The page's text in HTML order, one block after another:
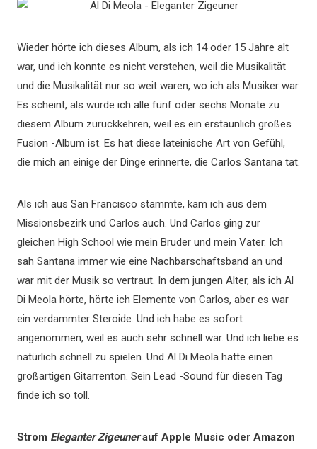
Wieder hörte ich dieses Album, als ich 14 oder 15 Jahre alt
war, und ich konnte es nicht verstehen, weil die Musikalität
und die Musikalität nur so weit waren, wo ich als Musiker war.
Es scheint, als würde ich alle fünf oder sechs Monate zu
diesem Album zurückkehren, weil es ein erstaunlich großes
Fusion -Album ist. Es hat diese lateinische Art von Gefühl,
die mich an einige der Dinge erinnerte, die Carlos Santana tat.
Als ich aus San Francisco stammte, kam ich aus dem
Missionsbezirk und Carlos auch. Und Carlos ging zur
gleichen High School wie mein Bruder und mein Vater. Ich
sah Santana immer wie eine Nachbarschaftsband an und
war mit der Musik so vertraut. In dem jungen Alter, als ich Al
Di Meola hörte, hörte ich Elemente von Carlos, aber es war
ein verdammter Steroide. Und ich habe es sofort
angenommen, weil es auch sehr schnell war. Und ich liebe es
natürlich schnell zu spielen. Und Al Di Meola hatte einen
großartigen Gitarrenton. Sein Lead -Sound für diesen Tag
finde ich so toll.
Strom Eleganter Zigeunerauf Apple Music oder Amazon